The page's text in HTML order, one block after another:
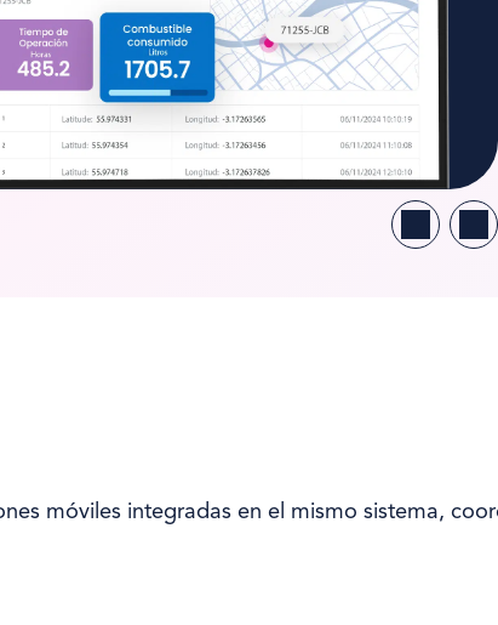
móviles integradas en el mismo sistema,